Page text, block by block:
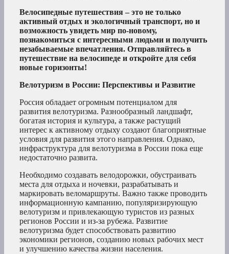
Велосипедные путешествия – это не только
активный отдых и экологичный транспорт, но и
возможность увидеть мир по-новому,
познакомиться с интересными людьми и получить
незабываемые впечатления. Отправляйтесь в
путешествие на велосипеде и откройте для себя
новые горизонты!
Велотуризм в России: Перспективы и Развитие
Россия обладает огромным потенциалом для
развития велотуризма. Разнообразный ландшафт,
богатая история и культура, а также растущий
интерес к активному отдыху создают благоприятные
условия для развития этого направления. Однако,
инфраструктура для велотуризма в России пока еще
недостаточно развита.
Необходимо создавать велодорожки, обустраивать
места для отдыха и ночевки, разрабатывать и
маркировать веломаршруты. Важно также проводить
информационную кампанию, популяризирующую
велотуризм и привлекающую туристов из разных
регионов России и из-за рубежа. Развитие
велотуризма будет способствовать развитию
экономики регионов, созданию новых рабочих мест
и улучшению качества жизни населения.